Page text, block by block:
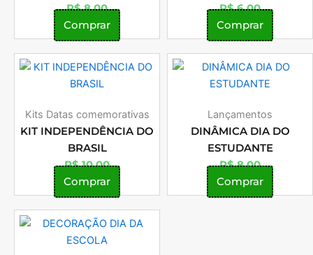
R$8,00
Comprar
R$6,00
Comprar
Kits Datas comemorativas
KIT INDEPENDÊNCIA DO
BRASIL
R$10,00
Comprar
Lançamentos
DINÂMICA DIA DO
ESTUDANTE
R$8,00
Comprar